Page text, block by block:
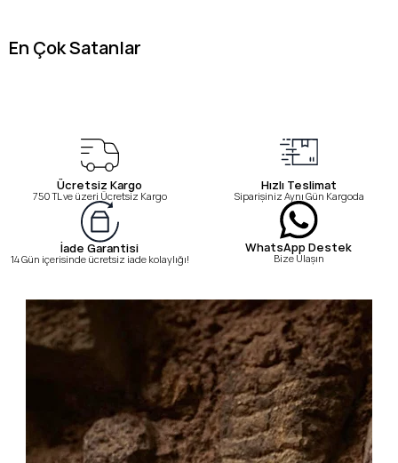
En Çok Satanlar
Ücretsiz Kargo
750 TL ve üzeri Ücretsiz Kargo
Hızlı Teslimat
Siparişiniz Aynı Gün Kargoda
İade Garantisi
14 Gün içerisinde ücretsiz iade kolaylığı!
WhatsApp Destek
Bize Ulaşın